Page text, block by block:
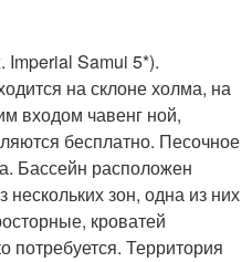
Imperial Samui 5*).
на склоне холма, на
входом чавенг ной,
бесплатно. Песочное
Бассейн расположен
нескольких зон, одна из них
кроватей
потребуется. Территория